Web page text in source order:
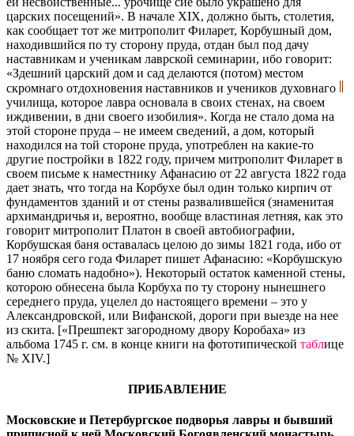
царских посещений». В начале ХIХ, должно быть, столетия,
как сообщает тот же митрополит Филарет, Корбушный дом,
находившийся по ту сторону пруда, отдан был под дачу
наставникам и ученикам лаврской семинарии, ибо говорит:
«Здешний царский дом и сад делаются (потом) местом
скромнаго отдохновения наставников и учеников духовнаго
училища, которое лавра основала в своих стенах, на своем
иждивении, в дни своего изобилия». Когда не стало дома на
этой стороне пруда – не имеем сведений, а дом, который
находился на той стороне пруда, употреблен на какие-то
другие постройки в 1822 году, причем митрополит Филарет в
своем письме к наместнику Афанасию от 22 августа 1822 года
дает знать, что тогда на Корбухе был один только кирпич от
фундаментов зданий и от стены развалившейся (знаменитая
архимандричья и, вероятно, вообще властиная летняя, как это
говорит митрополит Платон в своей автобиографии,
Корбушская баня оставалась целою до зимы 1821 года, ибо от
17 ноября сего года Филарет пишет Афанасию: «Корбушскую
баню сломать надобно»). Некоторый остаток каменной стены,
которою обнесена была Корбуха по ту сторону нынешнего
середнего пруда, уцелел до настоящего времени – это у
Александровской, или Вифанской, дороги при выезде на нее
из скита. [«Прешпект загородному двору Коробаха» из
альбома 1745 г. см. в конце книги на фототипической таблице
№ XIV.]
ПРИБАВЛЕНИЕ
Московские и Петербургское подворья лавры и бывший